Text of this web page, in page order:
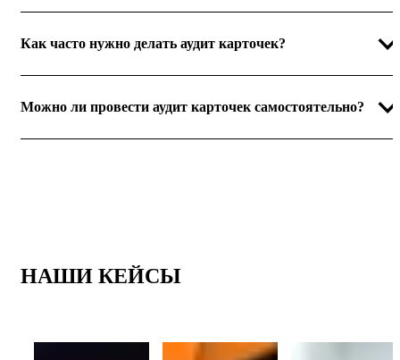
Как часто нужно делать аудит карточек?
Можно ли провести аудит карточек самостоятельно?
НАШИ КЕЙСЫ